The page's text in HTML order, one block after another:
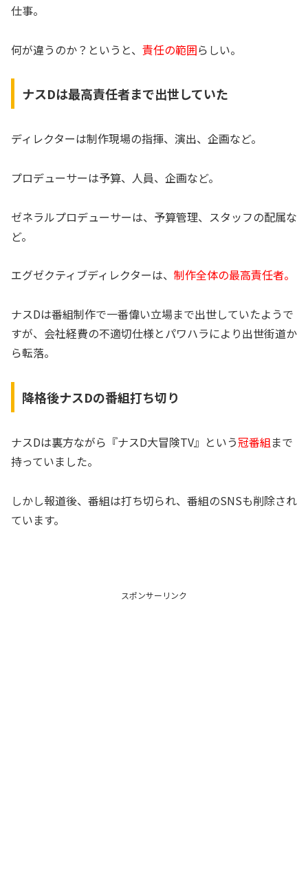
仕事。
何が違うのか？というと、 責任の範囲らしい。
ナスDは最高責任者まで出世していた
ディレクターは制作現場の指揮、演出、企画など。
プロデューサーは予算、人員、企画など。
ゼネラルプロデューサーは、予算管理、スタッフの配属な
ど。
エグゼクティブディレクターは、 制作全体の最高責任者。
ナスDは番組制作で一番偉い立場まで出世していたようで
すが、会社経費の不適切仕様とパワハラにより出世街道か
ら転落。
降格後ナスDの番組打ち切り
ナスDは裏方ながら『ナスD大冒険TV』という冠番組まで
持っていました。
しかし報道後、番組は打ち切られ、番組のSNSも削除され
ています。
スポンサーリンク